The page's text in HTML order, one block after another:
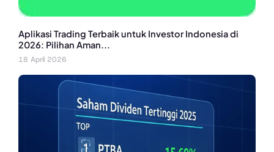
Aplikasi Trading Terbaik untuk Investor Indonesia di
2026: Pilihan Aman...
18 April 2026